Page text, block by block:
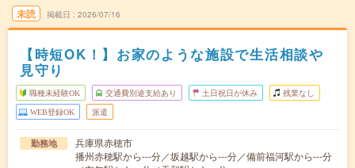
未読 掲載日 2026/07/16
【時短OK！】お家のような施設で生活相談や
見守り
職種未経験OK 交通費別途支給あり 土日祝日が休み 残業なし
WEB登録OK 派遣
勤務地
兵庫県赤穂市
播州赤穂駅から---分／坂越駅から---分／備前福河駅から---分